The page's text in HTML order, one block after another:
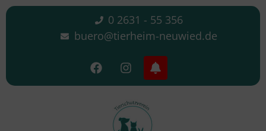
0 2631 - 55 356
buero@tierheim-neuwied.de